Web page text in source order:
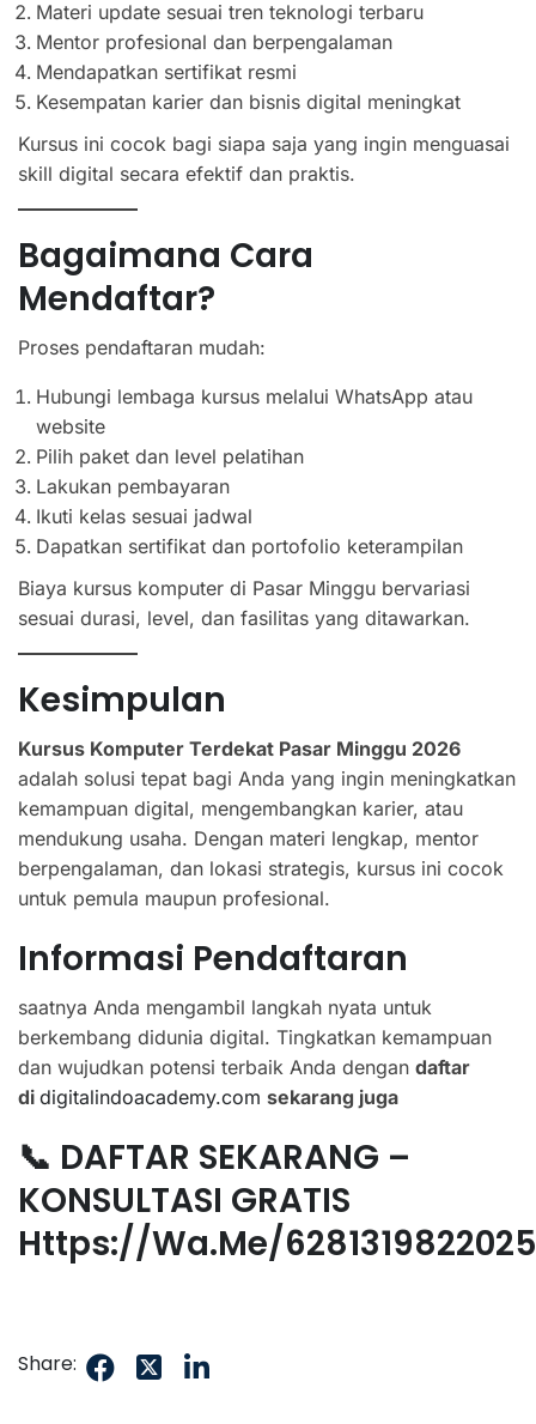
Materi update sesuai tren teknologi terbaru
Mentor profesional dan berpengalaman
Mendapatkan sertifikat resmi
Kesempatan karier dan bisnis digital meningkat
Kursus ini cocok bagi siapa saja yang ingin menguasai
skill digital secara efektif dan praktis.
Bagaimana Cara
Mendaftar?
Proses pendaftaran mudah:
Hubungi lembaga kursus melalui WhatsApp atau
website
Pilih paket dan level pelatihan
Lakukan pembayaran
Ikuti kelas sesuai jadwal
Dapatkan sertifikat dan portofolio keterampilan
Biaya kursus komputer di Pasar Minggu bervariasi
sesuai durasi, level, dan fasilitas yang ditawarkan.
Kesimpulan
Kursus Komputer Terdekat Pasar Minggu 2026
adalah solusi tepat bagi Anda yang ingin meningkatkan
kemampuan digital, mengembangkan karier, atau
mendukung usaha. Dengan materi lengkap, mentor
berpengalaman, dan lokasi strategis, kursus ini cocok
untuk pemula maupun profesional.
Informasi Pendaftaran
saatnya Anda mengambil langkah nyata untuk
berkembang didunia digital. Tingkatkan kemampuan
dan wujudkan potensi terbaik Anda dengan daftar
di digitalindoacademy.com sekarang juga
📞 DAFTAR SEKARANG –
KONSULTASI GRATIS
Https://wa.me/6281319822025
Share: